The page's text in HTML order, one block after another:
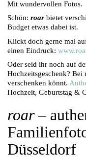
Mit wundervollen Fotos.
Schön: roar bietet
Budget etwas dabei ist.
Klickt doch gerne mal
einen Eindruck:
Oder seid ihr noch auf
Hochzeitsgeschenk? Bei
verschenken könnt.
Hochzeit, Geburtstag &
roar–
Düsseldorf